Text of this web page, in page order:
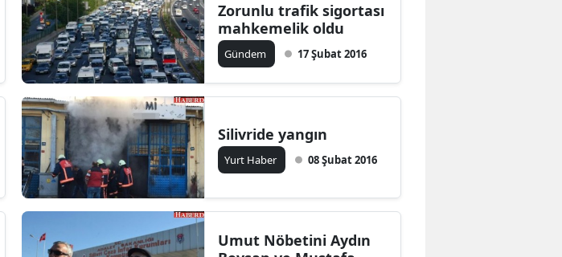
Zorunlu trafik sigortası
mahkemelik oldu
Gündem 17 Şubat 2016
Silivride yangın
Yurt Haber 08 Şubat 2016
Umut Nöbetini Aydın